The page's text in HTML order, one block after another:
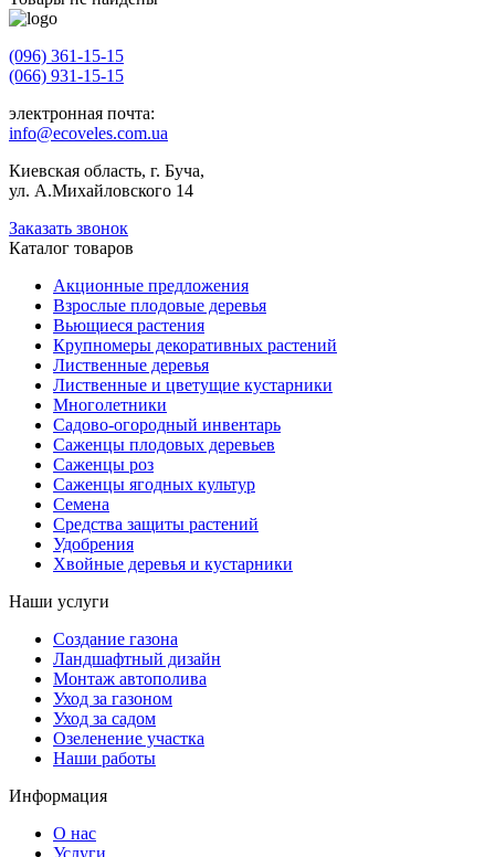
(096) 361-15-15
(066) 931-15-15
электронная почта:
info@ecoveles.com.ua
Киевская область, г. Буча,
ул. А.Михайловского 14
Заказать звонок
Каталог товаров
Акционные предложения
Взрослые плодовые деревья
Вьющиеся растения
Крупномеры декоративных растений
Лиственные деревья
Лиственные и цветущие кустарники
Многолетники
Садово-огородный инвентарь
Саженцы плодовых деревьев
Саженцы роз
Саженцы ягодных культур
Семена
Средства защиты растений
Удобрения
Хвойные деревья и кустарники
Наши услуги
Создание газона
Ландшафтный дизайн
Монтаж автополива
Уход за газоном
Уход за садом
Озеленение участка
Наши работы
Информация
О нас
Услуги